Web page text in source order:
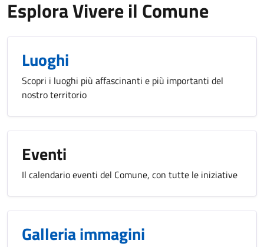
Esplora Vivere il Comune
Luoghi
Scopri i luoghi più affascinanti e più importanti del
nostro territorio
Eventi
Il calendario eventi del Comune, con tutte le iniziative
Galleria immagini